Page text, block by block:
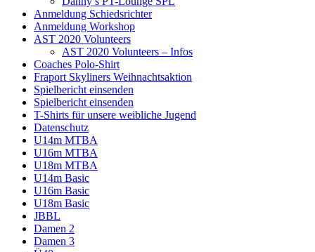
Anmeldung Schiedsrichter
Anmeldung Workshop
AST 2020 Volunteers
AST 2020 Volunteers – Infos
Coaches Polo-Shirt
Fraport Skyliners Weihnachtsaktion
Spielbericht einsenden
Spielbericht einsenden
T-Shirts für unsere weibliche Jugend
Datenschutz
U14m MTBA
U16m MTBA
U18m MTBA
U14m Basic
U16m Basic
U18m Basic
JBBL
Damen 2
Damen 3